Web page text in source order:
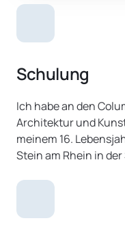
Schulung
Ich habe an den
Architektur und
meinem 16.
Stein am Rhein in